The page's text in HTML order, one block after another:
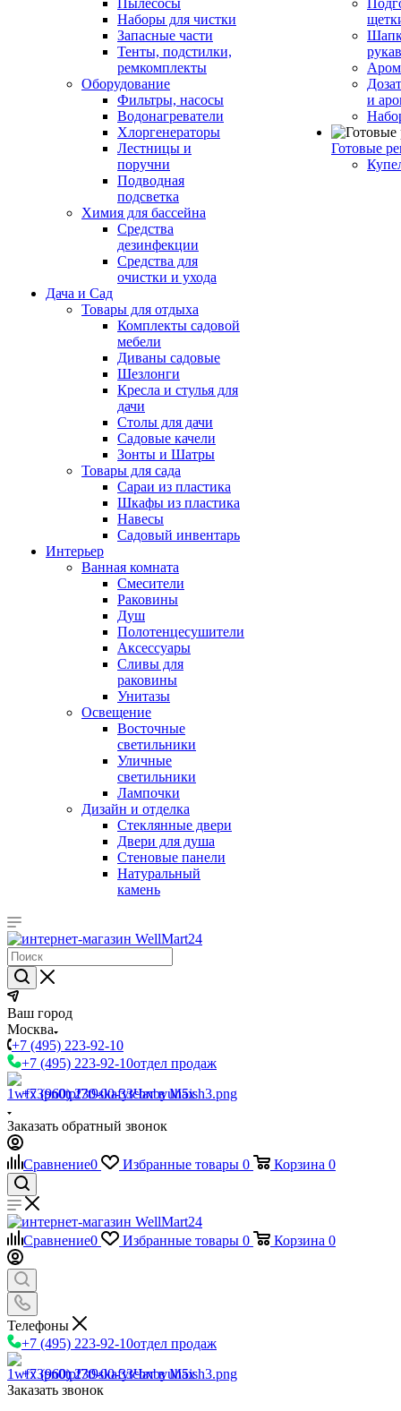
Пылесосы
Наборы для чистки
Запасные части
Тенты, подстилки,
ремкомплекты
Оборудование
Фильтры, насосы
Водонагреватели
Хлоргенераторы
Лестницы и
поручни
Подводная
подсветка
Химия для бассейна
Средства
дезинфекции
Средства для
очистки и ухода
Дача и Сад
Товары для отдыха
Комплекты садовой
мебели
Диваны садовые
Шезлонги
Кресла и стулья для
дачи
Столы для дачи
Садовые качели
Зонты и Шатры
Товары для сада
Сараи из пластика
Шкафы из пластика
Навесы
Садовый инвентарь
Интерьер
Ванная комната
Смесители
Раковины
Душ
Полотенцесушители
Аксессуары
Сливы для
раковины
Унитазы
Освещение
Восточные
светильники
Уличные
светильники
Лампочки
Дизайн и отделка
Стеклянные двери
Двери для душа
Стеновые панели
Натуральный
камень
и
Готовые
Ваш город
Москва
+7 (495) 223-92-10
+7 (495) 223-92-10отдел продаж
+7 (960) 230-00-33Чат в Max
Заказать обратный звонок
Сравнение0 Избранные товары 0 Корзина 0
Сравнение0 Избранные товары 0 Корзина 0
Телефоны
+7 (495) 223-92-10отдел продаж
+7 (960) 230-00-33Чат в Max
Заказать звонок